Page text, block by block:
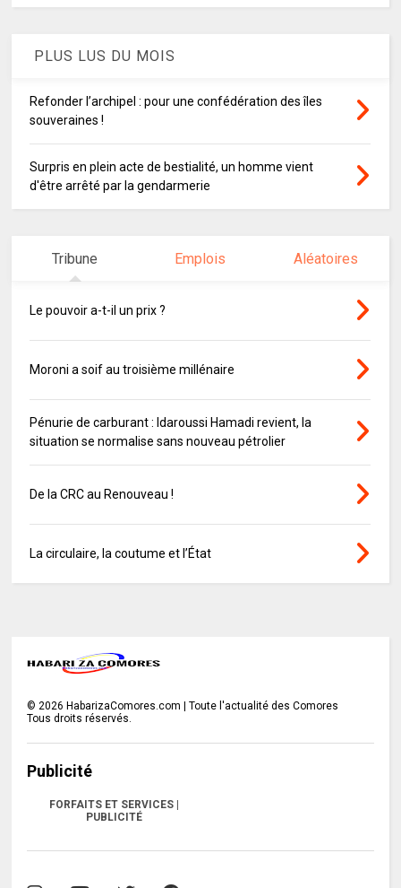
PLUS LUS DU MOIS
Refonder l’archipel : pour une confédération des îles
souveraines !
Surpris en plein acte de bestialité, un homme vient
d'être arrêté par la gendarmerie
Tribune Emplois Aléatoires
Le pouvoir a-t-il un prix ?
Moroni a soif au troisième millénaire
Pénurie de carburant : Idaroussi Hamadi revient, la
situation se normalise sans nouveau pétrolier
De la CRC au Renouveau !
La circulaire, la coutume et l’État
©2026 HabarizaComores.com | Toute l'actualité des Comores
Tous droits réservés.
Publicité
FORFAITS ET SERVICES |
PUBLICITÉ